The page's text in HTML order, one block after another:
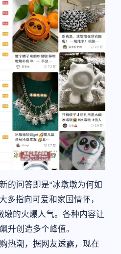
的问答即是“冰墩墩为何如
多指向可爱和家国情怀，
墩的火爆人气。各种内容让
升创造多个峰值。
热潮，据网友透露，现在